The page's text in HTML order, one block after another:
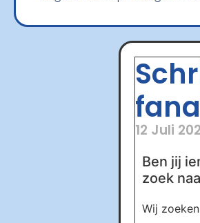
12 Juli
Ben jij
zoek
Wij